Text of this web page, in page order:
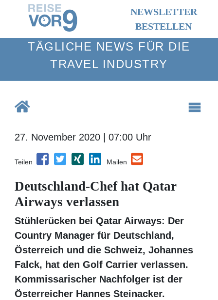
NEWSLETTER
BESTELLEN
TÄGLICHE NEWS FÜR DIE TRAVEL
INDUSTRY
27. November 2020 | 07:00 Uhr
Teilen Mailen
Deutschland-Chef hat Qatar
Airways verlassen
Stühlerücken bei Qatar Airways: Der
Country Manager für Deutschland,
Österreich und die Schweiz, Johannes
Falck, hat den Golf Carrier verlassen.
Kommissarischer Nachfolger ist der
Österreicher Hannes Steinacker.